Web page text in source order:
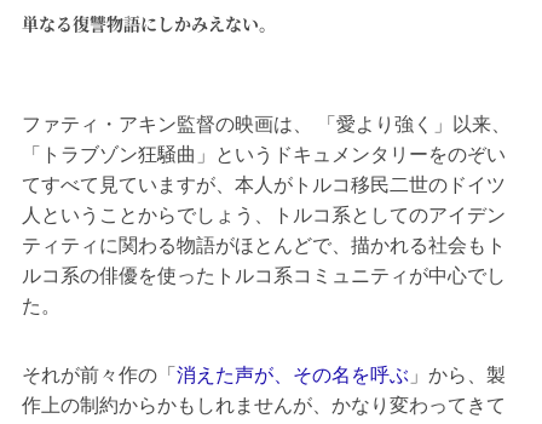
単なる復讐物語にしかみえない。
ファティ・アキン監督の映画は、 「愛より強く」以来、
「トラブゾン狂騒曲」というドキュメンタリーをのぞい
てすべて見ていますが、本人がトルコ移民二世のドイツ
人ということからでしょう、トルコ系としてのアイデン
ティティに関わる物語がほとんどで、描かれる社会もト
ルコ系の俳優を使ったトルコ系コミュニティが中心でし
た。
それが前々作の「 消えた声が、その名を呼ぶ 」から、製
作上の制約からかもしれませんが、かなり変わってきて